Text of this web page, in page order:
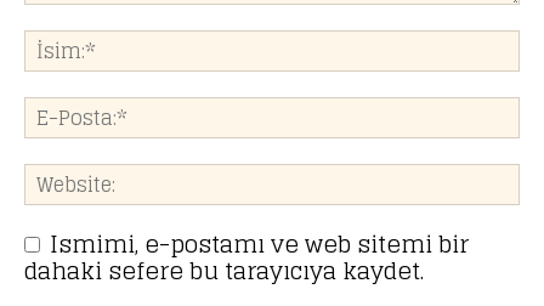
Ismimi, e-postamı ve web sitemi bir
dahaki sefere bu tarayıcıya kaydet.